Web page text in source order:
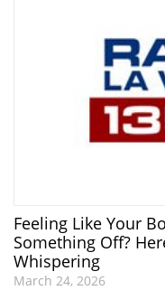
Feeling Like Your
Something Off?
Whispering
March 24, 2026